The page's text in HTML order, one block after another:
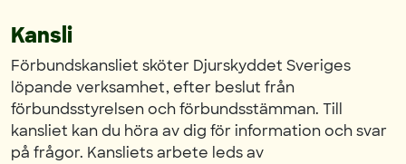
Kansli
Förbundskansliet sköter Djurskyddet Sveriges
löpande verksamhet, efter beslut från
förbundsstyrelsen och förbundsstämman. Till
kansliet kan du höra av dig för information och svar
på frågor. Kansliets arbete leds av